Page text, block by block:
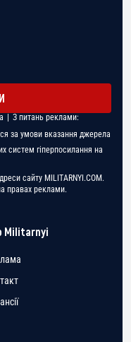
| З питань реклами:
за умови вказання джерела
систем гіперпосилання на
сайту MILITARNYI.COM.
правах реклами.
Militarnyi